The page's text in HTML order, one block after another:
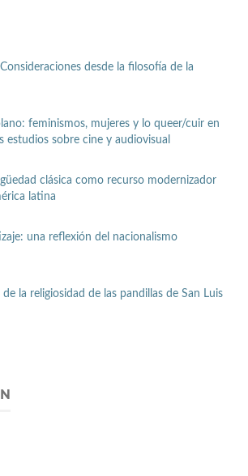
desde la filosofía de la
feminismos, mujeres y lo queer/cuir en
estudios sobre cine y audiovisual
clásica como recurso modernizador
latina
una reflexión del nacionalismo
la religiosidad de las pandillas de San Luis